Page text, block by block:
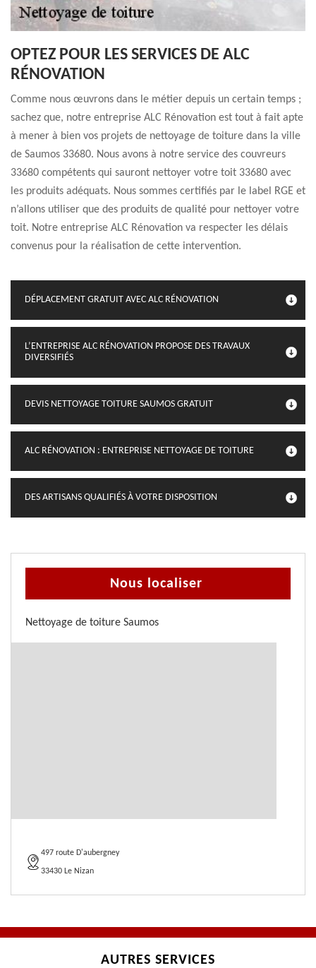
OPTEZ POUR LES SERVICES DE ALC
RÉNOVATION
Comme nous œuvrons dans le métier depuis un certain temps ;
sachez que, notre entreprise ALC Rénovation est tout à fait apte
à mener à bien vos projets de nettoyage de toiture dans la ville
de Saumos 33680. Nous avons à notre service des couvreurs
33680 compétents qui sauront nettoyer votre toit 33680 avec
les produits adéquats. Nous sommes certifiés par le label RGE et
n’allons utiliser que des produits de qualité pour nettoyer votre
toit. Notre entreprise ALC Rénovation va respecter les délais
convenus pour la réalisation de cette intervention.
DÉPLACEMENT GRATUIT AVEC ALC RÉNOVATION
L’ENTREPRISE ALC RÉNOVATION PROPOSE DES TRAVAUX
DIVERSIFIÉS
DEVIS NETTOYAGE TOITURE SAUMOS GRATUIT
ALC RÉNOVATION : ENTREPRISE NETTOYAGE DE TOITURE
DES ARTISANS QUALIFIÉS À VOTRE DISPOSITION
Nous localiser
Nettoyage de toiture Saumos
497 route D'aubergney
33430 Le Nizan
AUTRES SERVICES